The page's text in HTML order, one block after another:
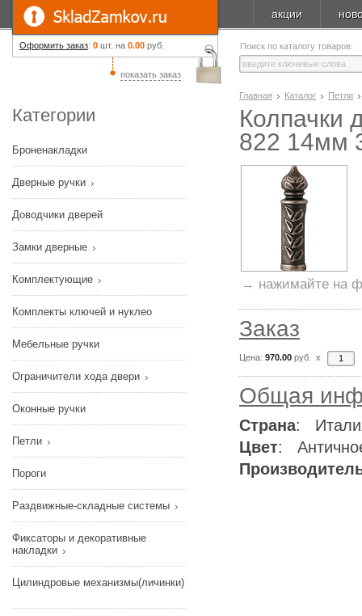
Оформить заказ: 0 шт. на 0.00 руб.
показать заказ
акции
Поиск по каталогу товаров:
Категории
Броненакладки
Дверные ручки
Доводчики дверей
Замки дверные
Комплектующие
Комплекты ключей и нуклео
Мебельные ручки
Ограничители хода двери
Оконные ручки
Петли
Пороги
Раздвижные-складные системы
Фиксаторы и декоративные
накладки
Цилиндровые механизмы(личинки)
Главная Каталог Петли
Колпачки
822 14мм
→ нажимайте на
Заказ
Цена: 970.00 руб. x
Общая
Страна:
Цвет: